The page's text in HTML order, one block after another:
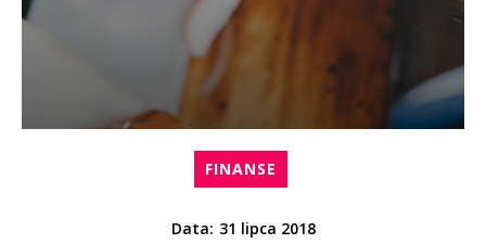
FINANSE
Data: 31 lipca 2018